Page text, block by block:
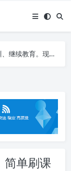
文
入代刷代考项目3000+
入代刷代考项目3000+
简单刷课